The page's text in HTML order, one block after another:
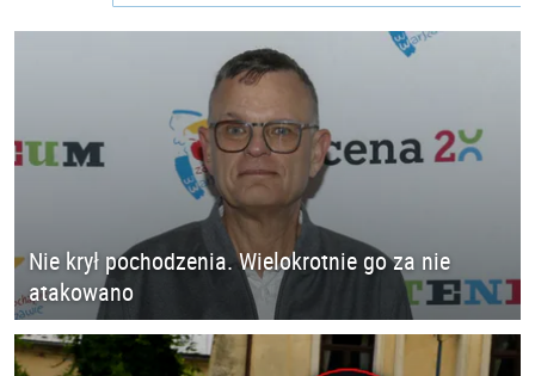
Nie krył pochodzenia. Wielokrotnie go za nie
atakowano